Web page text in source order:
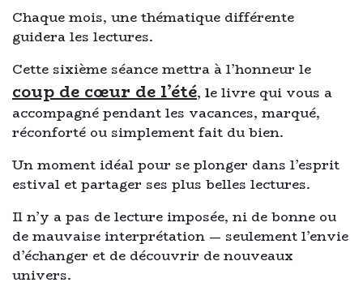
Chaque mois, une thématique différente
guidera les lectures.
Cette sixième séance mettra à l’honneur le
coup de cœur de l’été, le livre qui vous a
accompagné pendant les vacances, marqué,
réconforté ou simplement fait du bien.
Un moment idéal pour se plonger dans l’esprit
estival et partager ses plus belles lectures.
Il n’y a pas de lecture imposée, ni de bonne ou
de mauvaise interprétation — seulement l’envie
d’échanger et de découvrir de nouveaux
univers.